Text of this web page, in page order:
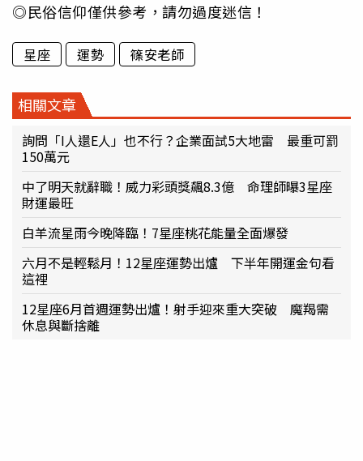
◎民俗信仰僅供參考，請勿過度迷信！
星座 運勢 篠安老師
相關文章
詢問「I人還E人」也不行？企業面試5大地雷 最重可罰
150萬元
中了明天就辭職！威力彩頭獎飆8.3億 命理師曝3星座
財運最旺
白羊流星雨今晚降臨！7星座桃花能量全面爆發
六月不是輕鬆月！12星座運勢出爐 下半年開運金句看
這裡
12星座6月首週運勢出爐！射手迎來重大突破 魔羯需
休息與斷捨離